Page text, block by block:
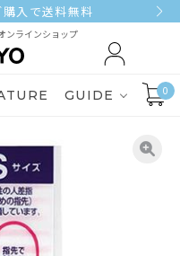
入で送料無料
ンラインショップ
GUIDE 0